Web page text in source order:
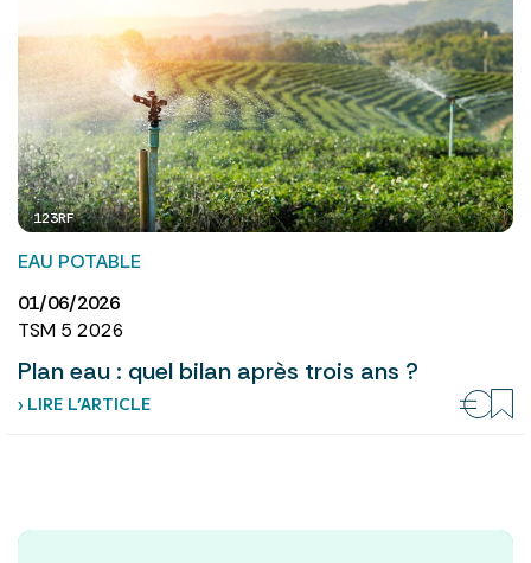
123RF
EAU POTABLE
01/06/2026
TSM 5 2026
Plan eau : quel bilan après trois ans ?
› LIRE L’ARTICLE